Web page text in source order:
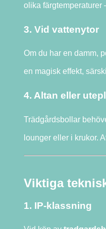
olika färgtemperaturer
3. Vid vattenytor
Om du har en damm,
en magisk effekt,
4. Altan eller
Trädgårdsbollar
lounger eller i krukor.
Viktiga
1. IP-klassning